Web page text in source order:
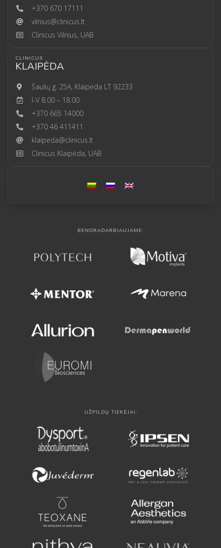
+370 670 17111
vilnius@clinicus.lt
Clinicus Vilnius, UAB
CLINICUS
KLAIPĖDA
Šaulių g. 25A, Klaipėda LT 92233
I-V 8.00 – 18.00
+370 665 14000
+370 46 411411
klaipeda@clinicus.lt
Clinicus Klaipėda, UAB
BENDRADARBIAUJAME:
UŽPILDŲ TIEKĖJAI: